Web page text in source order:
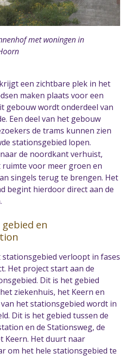
met woningen in
een zichtbare plek in het
maken plaats voor een
gebouw wordt onderdeel van
Een deel van het gebouw
de trams kunnen zien
stationsgebied lopen.
de noordkant verhuist,
voor meer groen en
singels terug te brengen. Het
begint hierdoor direct aan de
en
verloopt in fases
Het project start aan de
Dit is het gebied
ziekenhuis, het Keern en
het stationsgebied wordt in
Dit is het gebied tussen de
en de Stationsweg, de
Keern. Het duurt naar
om het hele stationsgebied te